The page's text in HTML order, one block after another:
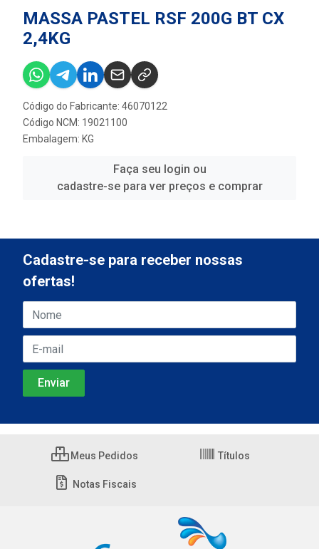
MASSA PASTEL RSF 200G BT CX
2,4KG
Código do Fabricante: 46070122
Código NCM: 19021100
Embalagem: KG
Faça seu login ou
cadastre-se para ver preços e comprar
Cadastre-se para receber nossas
ofertas!
Meus Pedidos Títulos
Notas Fiscais